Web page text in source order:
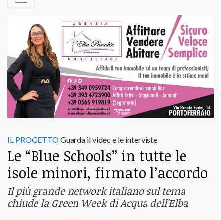
IL PROGETTOGuarda il video e le interviste
Le “Blue Schools” in tutte le
isole minori, firmato l’accordo
Il più grande network italiano sul tema
chiude la Green Week di Acqua dell'Elba